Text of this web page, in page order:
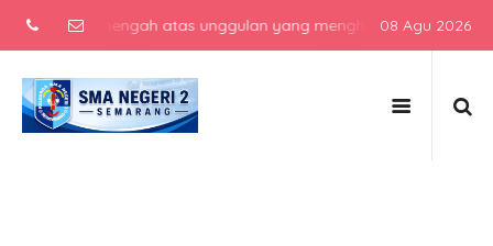
menengah atas unggulan yang menghasilkan lulusan
08 Agu 2026